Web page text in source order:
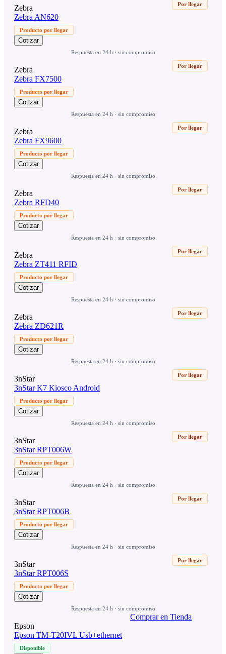
Por llegar
Zebra
Zebra AN620
Producto por llegar
Cotizar
Respuesta en 24 h · sin compromiso
Por llegar
Zebra
Zebra FX7500
Producto por llegar
Cotizar
Respuesta en 24 h · sin compromiso
Por llegar
Zebra
Zebra FX9600
Producto por llegar
Cotizar
Respuesta en 24 h · sin compromiso
Por llegar
Zebra
Zebra RFD40
Producto por llegar
Cotizar
Respuesta en 24 h · sin compromiso
Por llegar
Zebra
Zebra ZT411 RFID
Producto por llegar
Cotizar
Respuesta en 24 h · sin compromiso
Por llegar
Zebra
Zebra ZD621R
Producto por llegar
Cotizar
Respuesta en 24 h · sin compromiso
Por llegar
3nStar
3nStar K7 Kiosco Android
Producto por llegar
Cotizar
Respuesta en 24 h · sin compromiso
Por llegar
3nStar
3nStar RPT006W
Producto por llegar
Cotizar
Respuesta en 24 h · sin compromiso
Por llegar
3nStar
3nStar RPT006B
Producto por llegar
Cotizar
Respuesta en 24 h · sin compromiso
Por llegar
3nStar
3nStar RPT006S
Producto por llegar
Cotizar
Respuesta en 24 h · sin compromiso
Comprar en Tienda
Epson
Epson TM-T20IVL Usb+ethernet
Disponible